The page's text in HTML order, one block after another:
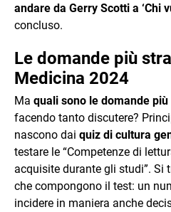
andare da Gerry Scotti a ‘Chi
concluso.
Le domande più
Medicina 2024
Ma quali sono le domande
facendo tanto discutere?
nascono dai quiz di cultura
testare le “Competenze di
acquisite durante gli studi”. Si
che compongono il test: un
incidere in maniera anche